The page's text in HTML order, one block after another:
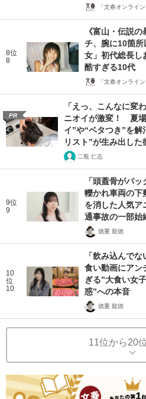
「文春オンライ
8位
8
《富山・伝説
チ、腕に10箇
女」初代総長し
酷すぎる10代
「文春オンライ
PR
「えっ、こんなに変
ニオイが激変！ 夏
イ”や“ベタつき”を
リスト”が生み出した
二瓶 仁志
9位
9
「頭蓋骨がパ
轢かれ車両の
を消した人気ア
通事故の一部始
徳重 龍徳
10
位
10
「飲み込んで
食い動画にア
ぎる”大食い女
惑”への本音
徳重 龍徳
11位から20